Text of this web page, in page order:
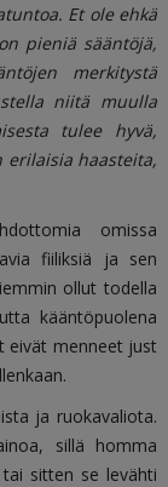
Et ole ehkä
pieniä sääntöjä,
merkitystä
niitä muulla
tulee hyvä,
haasteita,
omissa
fiiliksiä ja sen
ollut todella
kääntöpuolena
eivät menneet just
ja ruokavaliota.
sillä homma
sitten se levähti